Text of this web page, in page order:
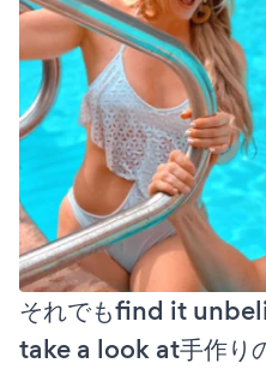
それでもfind it
take a look at手作り